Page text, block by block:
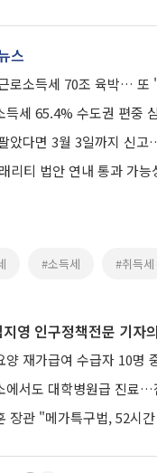
스
로소득세 70조 육박… 또
득세 65.4% 수도권 편중
았다면 3월 3일까지 신
리티 법안 연내 통과 가
#소득세 #취득세
영 인구정책전문 기자
양 재가급여 수급자 10명
에서도 대학병원급 진료
장관 "메가특구법, 52시